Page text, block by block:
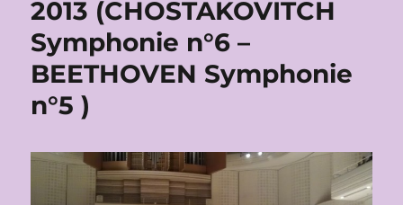
2013 (CHOSTAKOVITCH
Symphonie n°6 –
BEETHOVEN Symphonie
n°5 )